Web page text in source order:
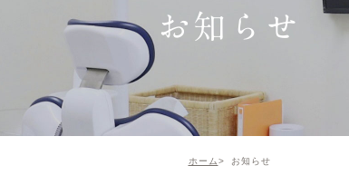
インプラント
セラミック・審美治療
スタッ
お知らせ
ホーム お知らせ